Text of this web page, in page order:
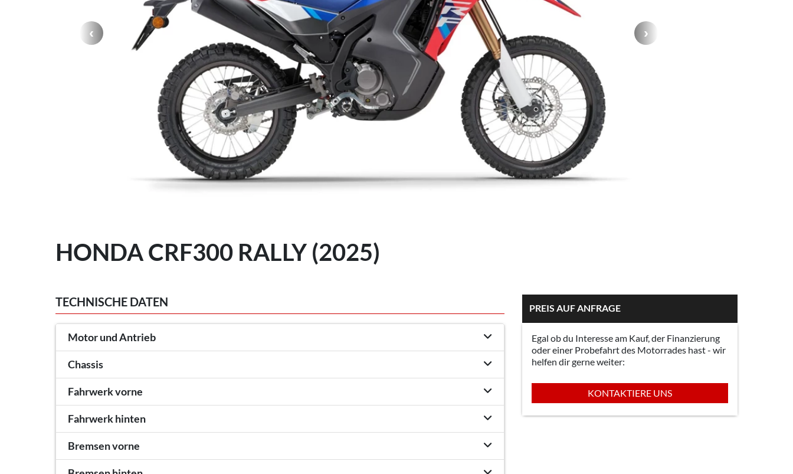
HONDA CRF300 RALLY (2025)
TECHNISCHE DATEN
Motor und Antrieb
Chassis
Fahrwerk vorne
Fahrwerk hinten
Bremsen vorne
PREIS AUF ANFRAGE
Egal ob du Interesse am Kauf, der Finanzierung
oder einer Probefahrt des Motorrades hast - wir
helfen dir gerne weiter:
KONTAKTIERE UNS